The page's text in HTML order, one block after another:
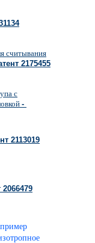
считывания
2175455
с
-
2113019